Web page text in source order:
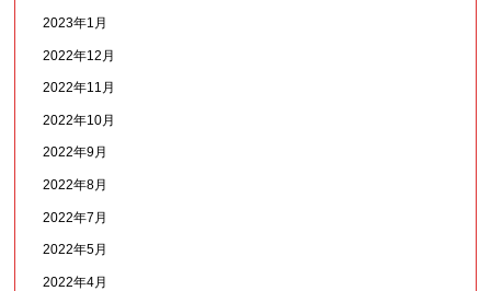
2023年1月
2022年12月
2022年11月
2022年10月
2022年9月
2022年8月
2022年7月
2022年5月
2022年4月